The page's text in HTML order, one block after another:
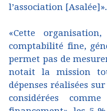
l’association [Asalée]».
«Cette
comptabilité fine,
permet pas de
notait la mission
dépenses réalisées
considérées